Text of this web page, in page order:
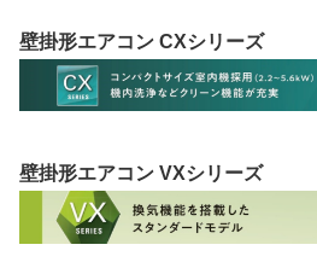
壁掛形エアコン CXシリーズ
壁掛形エアコン VXシリーズ